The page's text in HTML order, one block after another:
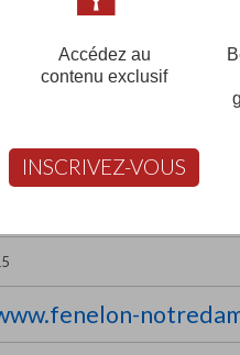
Accédez au
contenu exclusif
INSCRIVEZ-VOUS